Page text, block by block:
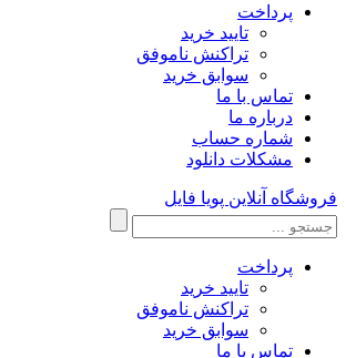
پرداخت
تایید خرید
تراکنش ناموفق
سوابق خرید
تماس با ما
درباره ما
شماره حساب
مشکلات دانلود
فروشگاه آنلاین پویا فایل
پرداخت
تایید خرید
تراکنش ناموفق
سوابق خرید
تماس با ما